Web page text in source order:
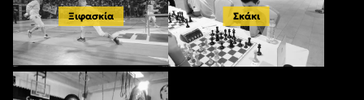
Ξιφασκία Σκάκι